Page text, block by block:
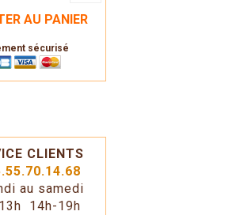
AU PANIER
sécurisé
CLIENTS
au samedi
14h-19h